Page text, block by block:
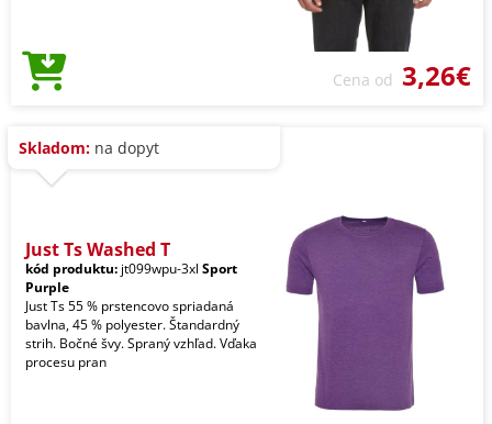
Cena od 3,26€
Skladom: na dopyt
Just Ts Washed T
kód produktu: jt099wpu-3xl Sport
Purple
Just Ts 55 % prstencovo spriadaná
bavlna, 45 % polyester. Štandardný
strih. Bočné švy. Spraný vzhľad. Vďaka
procesu pran